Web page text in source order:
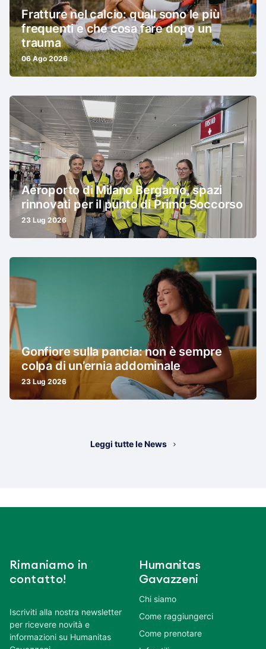
Fratture nel calcio: quali sono le più
frequenti e che cosa fare dopo un
trauma
06 Ago 2026
Aeroporto di Milano Bergamo, spazi
rinnovati per il punto di Primo Soccorso
23 Lug 2026
Gonfiore sulla pancia: non è sempre
colpa di un’ernia addominale
23 Lug 2026
Leggi tutte le News
Rimaniamo in
contatto!
Iscriviti alla nostra newsletter
per ricevere novità e
informazioni su Humanitas
Humanitas
Gavazzeni
Chi siamo
Come raggiungerci
Come prenotare